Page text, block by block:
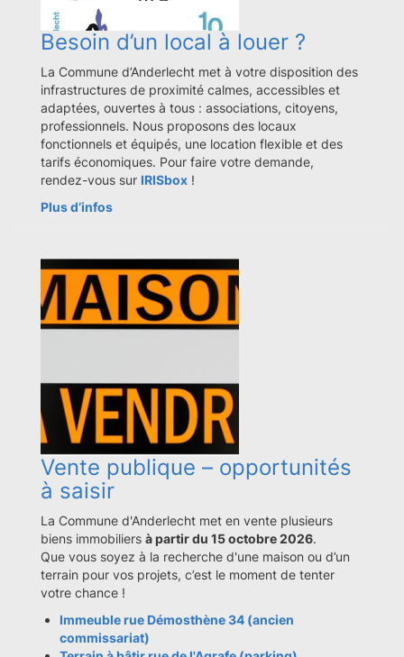
Besoin d’un local à louer ?
La Commune d’Anderlecht met à votre disposition des
infrastructures de proximité calmes, accessibles et
adaptées, ouvertes à tous : associations, citoyens,
professionnels. Nous proposons des locaux
fonctionnels et équipés, une location flexible et des
tarifs économiques. Pour faire votre demande,
rendez-vous sur IRISbox !
Plus d’infos
Vente publique – opportunités
à saisir
La Commune d'Anderlecht met en vente plusieurs
biens immobiliers à partir du 15 octobre 2026.
Que vous soyez à la recherche d'une maison ou d’un
terrain pour vos projets, c’est le moment de tenter
votre chance !
Immeuble rue Démosthène 34 (ancien
commissariat)